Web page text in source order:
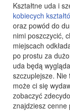
Kształtne uda i
kobiecych
oraz powód do
nimi poszczycić,
miejscach
po prostu za
uda będą
szczuplejsze. Nie
może ci się
zobaczyć
znajdziesz cenne